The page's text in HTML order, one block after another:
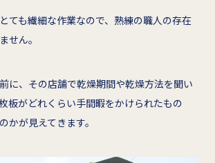
ても繊細な作業なので、熟練の職人の存在
せん。
に、その店舗で乾燥期間や乾燥方法を聞い
板がどれくらい手間暇をかけられたもの
かが見えてきます。